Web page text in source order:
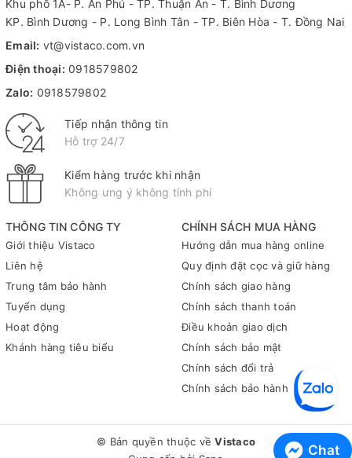
THÔNG TIN CÔNG TY
Giới thiệu Vistaco
Liên hệ
Trung tâm bảo hành
Tuyển dụng
Hoạt động
Khánh hàng tiêu biểu
CHÍNH SÁCH MUA HÀNG
Hướng dẫn mua hàng online
Quy định đặt cọc và giữ hàng
Chính sách giao hàng
Chính sách thanh toán
Điều khoản giao dịch
Chính sách bảo mật
Chính sách đổi trả
Chính sách bảo hành
Khu phố 1A- P. An Phú - TP. Thuận An - T. Bình Dương
KP. Bình Dương - P. Long Bình Tân - TP. Biên Hòa - T. Đồng Nai
Email: vt@vistaco.com.vn
Điện thoại: 0918579802
Zalo: 0918579802
Tiếp nhận thông tin
Hỗ trợ 24/7
Kiểm hàng trước khi nhận
Không ưng ý không tính phí
© Bản quyền thuộc vềVistaco
Chat